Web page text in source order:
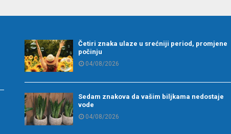
Četiri znaka ulaze u srećniji period, promjene
počinju
04/08/2026
Sedam znakova da vašim biljkama nedostaje
vode
04/08/2026